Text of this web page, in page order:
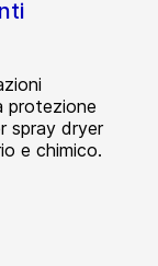
protezione
spray dryer
e chimico.